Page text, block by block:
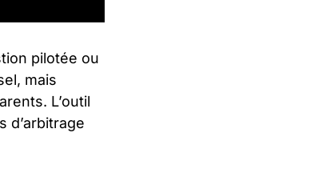
pilotée ou
mais
L’outil
d’arbitrage